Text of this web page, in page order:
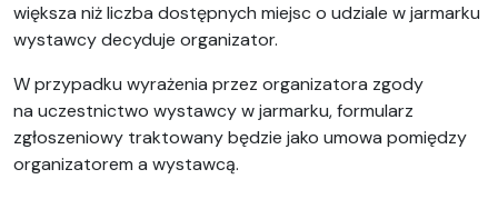
większa niż liczba dostępnych miejsc o udziale w jarmarku
wystawcy decyduje organizator.
W przypadku wyrażenia przez organizatora zgody
na uczestnictwo wystawcy w jarmarku, formularz
zgłoszeniowy traktowany będzie jako umowa pomiędzy
organizatorem a wystawcą.